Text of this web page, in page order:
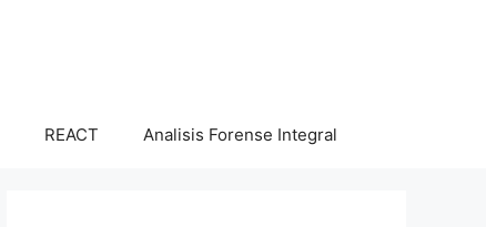
REACT Analisis Forense Integral